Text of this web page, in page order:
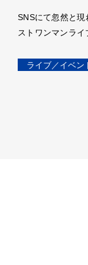
SNSにて忽然と
ストワンマンラ
ライブ／イベン